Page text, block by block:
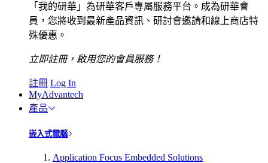
「我的研華」為研華客戶專屬服務平台。成為研華會
員，您將收到最新產品資訊、研討會邀請和線上商店特
殊優惠。
立即註冊，啟用您的會員服務！
註冊 Log In
MyAdvantech
產品
嵌入式電腦
Application Focus Embedded Solutions